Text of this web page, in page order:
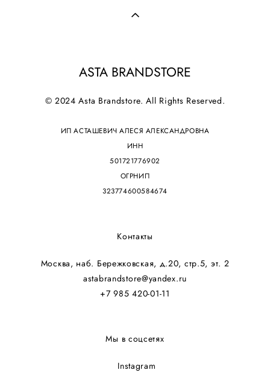
ASTA BRANDSTORE
© 2024 Asta Brandstore. All Rights Reserved.
ИП АСТАШЕВИЧ АЛЕСЯ АЛЕКСАНДРОВНА
ИНН
501721776902
ОГРНИП
323774600584674
Контакты
Москва, наб. Бережковская, д.20, стр.5, эт. 2
astabrandstore@yandex.ru
+7 985 420-01-11
Мы в соцсетях
Instagram